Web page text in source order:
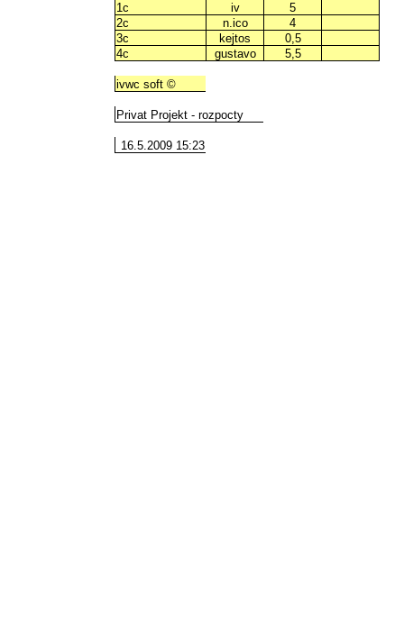
1c
iv
5
2c
n.ico
4
3c
kejtos
0,5
4c
gustavo 5,5
ivwc soft ©
Privat Projekt - rozpocty
16.5.2009 15:23